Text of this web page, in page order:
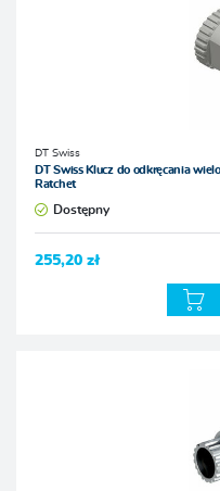
DT Swiss
DT Swiss Klucz do odkręcania
Ratchet
Dostępny
255,20 zł